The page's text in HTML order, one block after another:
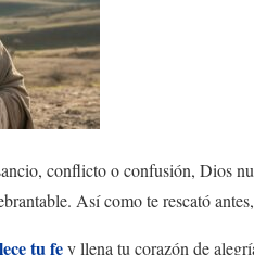
conflicto o confusión, Dios
Así como te rescató
tu fey llena tu corazón de